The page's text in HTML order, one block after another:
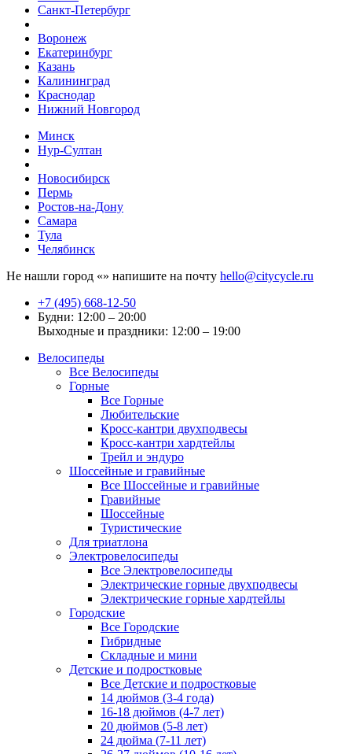
Санкт-Петербург
Воронеж
Екатеринбург
Казань
Калининград
Краснодар
Нижний Новгород
Минск
Нур-Султан
Новосибирск
Пермь
Ростов-на-Дону
Самара
Тула
Челябинск
Не нашли город «» напишите на почту hello@citycycle.ru
+7 (495) 668-12-50
Будни: 12:00 – 20:00
Выходные и праздники: 12:00 – 19:00
Велосипеды
Все Велосипеды
Горные
Все Горные
Любительские
Кросс-кантри двухподвесы
Кросс-кантри хардтейлы
Трейл и эндуро
Шоссейные и гравийные
Все Шоссейные и гравийные
Гравийные
Шоссейные
Туристические
Для триатлона
Электровелосипеды
Все Электровелосипеды
Электрические горные двухподвесы
Электрические горные хардтейлы
Городские
Все Городские
Гибридные
Складные и мини
Детские и подростковые
Все Детские и подростковые
14 дюймов (3-4 года)
16-18 дюймов (4-7 лет)
20 дюймов (5-8 лет)
24 дюйма (7-11 лет)